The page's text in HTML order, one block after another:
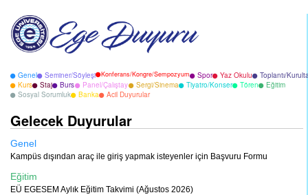
Genel Seminer/Söyleşi Konferans/Kongre/Sempozyum Spor Yaz Okulu
Toplantı/
Kurs
Staj Burs Panel/Çalıştay Sergi/Sinema Tiyatro/Konser Tören
Eğitim
Sosyal Sorumluk
Banka Acil Duyurular
Gelecek Duyurular
Genel
Kampüs dışından araç ile giriş yapmak isteyenler için Başvuru Formu
Eğitim
EÜ EGESEM Aylık Eğitim Takvimi (Ağustos 2026)